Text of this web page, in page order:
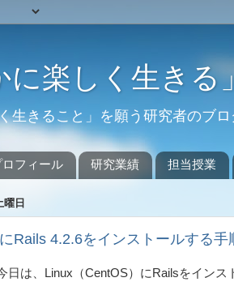
に楽しく生き
生きること」を願う研究者のブロ
ロフィール 研究業績 担当授業
曜日
Rails 4.2.6をインストールする手
日は、Linux（CentOS）にRailsをイン